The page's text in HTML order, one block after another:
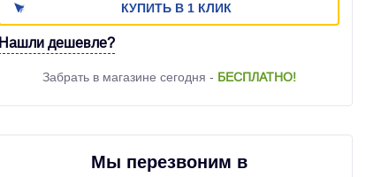
КУПИТЬ В 1 КЛИК
Нашли дешевле?
Забрать в магазине сегодня - БЕСПЛАТНО!
Мы перезвоним в